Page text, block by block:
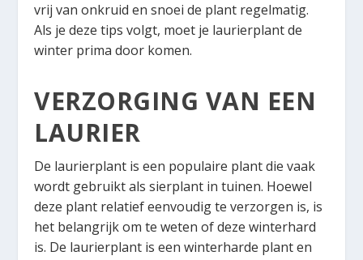
vrij van onkruid en snoei de plant regelmatig.
Als je deze tips volgt, moet je laurierplant de
winter prima door komen.
VERZORGING VAN EEN
LAURIER
De laurierplant is een populaire plant die vaak
wordt gebruikt als sierplant in tuinen. Hoewel
deze plant relatief eenvoudig te verzorgen is, is
het belangrijk om te weten of deze winterhard
is. De laurierplant is een winterharde plant en